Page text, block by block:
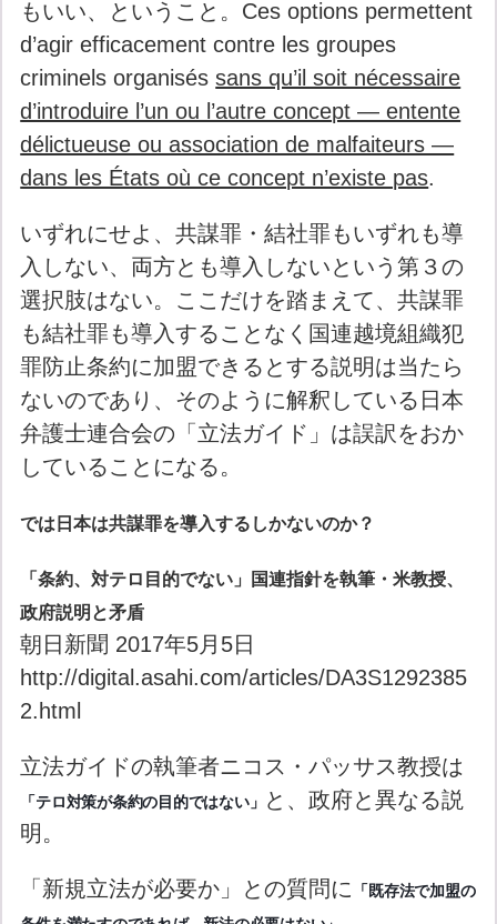
もいい、ということ。Ces options permettent
d’agir efficacement contre les groupes
criminels organiséssans qu’il soit nécessaire
d’introduire l’un ou l’autre concept — entente
délictueuse ou association de malfaiteurs —
dans les États où ce concept n’existe pas.
いずれにせよ、共謀罪・結社罪もいずれも導
入しない、両方とも導入しないという第３の
選択肢はない。ここだけを踏まえて、共謀罪
も結社罪も導入することなく国連越境組織犯
罪防止条約に加盟できるとする説明は当たら
ないのであり、そのように解釈している日本
弁護士連合会の「立法ガイド」は誤訳をおか
していることになる。
では日本は共謀罪を導入するしかないのか？
「条約、対テロ目的でない」国連指針を執筆・米教授、
政府説明と矛盾
朝日新聞 2017年5月5日
http://digital.asahi.com/articles/DA3S1292385
2.html
立法ガイドの執筆者ニコス・パッサス教授は
「テロ対策が条約の目的ではない」 と、政府と異なる説
明。
「新規立法が必要か」との質問に
「既存法で加盟の